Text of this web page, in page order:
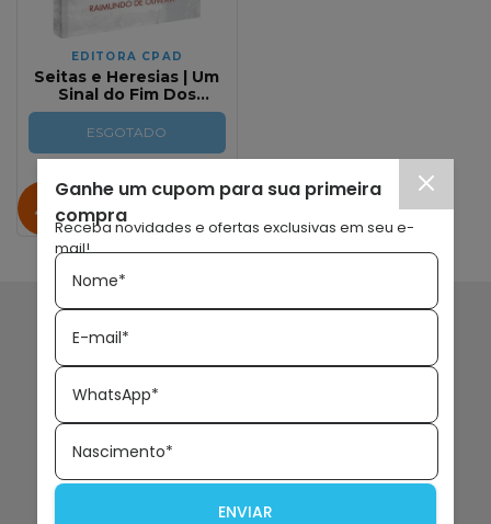
EDITORA CPAD
Seitas e Heresias | Um
Sinal do Fim Dos
Tempos
ESGOTADO
Avise-me quando
chegar!
Receba nossas novidades
Ganhe um cupom para sua primeira
compra
Receba novidades e ofertas exclusivas em seu e-
mail!
Nome*
E-mail*
WhatsApp*
Nascimento*
ENVIAR